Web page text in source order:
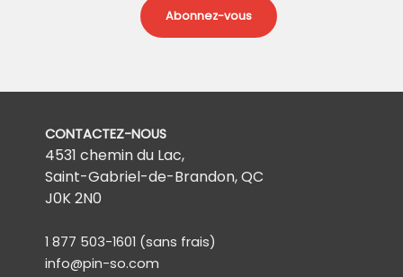
CONTACTEZ-NOUS
4531 chemin du Lac,
Saint-Gabriel-de-Brandon, QC
J0K 2N0
1 877 503-1601 (sans frais)
info@pin-so.com